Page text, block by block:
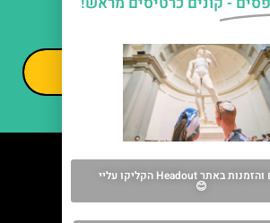
וחומרים פרסומיים
שליחה
מה אסור לפספס
לפרטים והזמנות באתר Headout הקליקו עליי
😊